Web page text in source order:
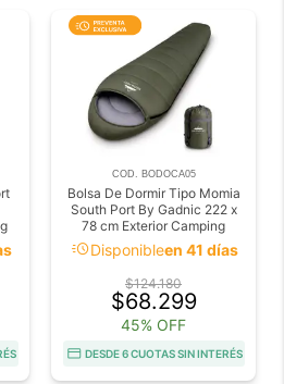
COD. BODOCA05
Bolsa De Dormir Tipo Momia
South Port By Gadnic 222 x
78 cm Exterior Camping
Trekking
acuteDisponibleen 41 días
$124.180
$68.299
45% OFF
DESDE 6 CUOTAS SIN INTERÉS